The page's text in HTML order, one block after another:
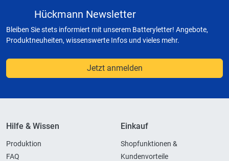
Hückmann Newsletter
Bleiben Sie stets informiert mit unserem Batteryletter! Angebote,
Produktneuheiten, wissenswerte Infos und vieles mehr.
Jetzt anmelden
Hilfe & Wissen
Produktion
FAQ
Einkauf
Shopfunktionen &
Kundenvorteile